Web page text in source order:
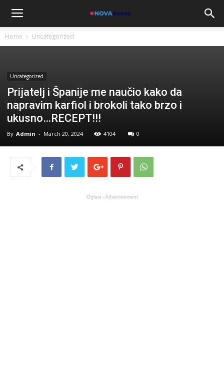
Home Uncategorized
Uncategorized
Prijatelj i Španije me naučio kako da
napravim karfiol i brokoli tako brzo i
ukusno…RECEPT!!!
By Admin - March 20, 2024 4104 0
Oglasi - Advertisement